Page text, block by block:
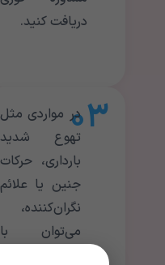
دریافت کنید.
۰۳در مواردی مثل
تهوع شدید
بارداری، حرکات
جنین یا علائم
نگران‌کننده،
می‌توان با